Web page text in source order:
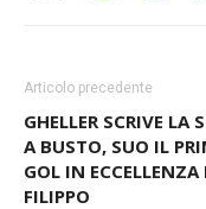
Articolo precedente
GHELLER SCRIVE LA
A BUSTO, SUO IL
GOL IN ECCELLENZA
FILIPPO